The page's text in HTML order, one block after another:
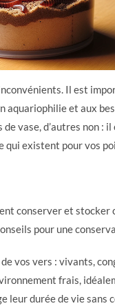
Il est
aquariophilie et aux
vase, d’autres non :
existent pour vos
conserver et
pour une
vos vers : vivants,
frais,
leur durée de vie sans